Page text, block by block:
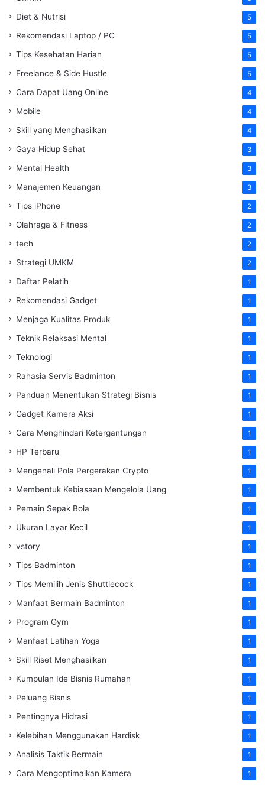
Diet & Nutrisi 5
Rekomendasi Laptop / PC 5
Tips Kesehatan Harian 5
Freelance & Side Hustle 5
Cara Dapat Uang Online 4
Mobile 4
Skill yang Menghasilkan 4
Gaya Hidup Sehat 3
Mental Health 3
Manajemen Keuangan 3
Tips iPhone 2
Olahraga & Fitness 2
tech 2
Strategi UMKM 2
Daftar Pelatih 1
Rekomendasi Gadget 1
Menjaga Kualitas Produk 1
Teknik Relaksasi Mental 1
Teknologi 1
Rahasia Servis Badminton 1
Panduan Menentukan Strategi Bisnis 1
Gadget Kamera Aksi 1
Cara Menghindari Ketergantungan 1
HP Terbaru 1
Mengenali Pola Pergerakan Crypto 1
Membentuk Kebiasaan Mengelola Uang 1
Pemain Sepak Bola 1
Ukuran Layar Kecil 1
vstory 1
Tips Badminton 1
Tips Memilih Jenis Shuttlecock 1
Manfaat Bermain Badminton 1
Program Gym 1
Manfaat Latihan Yoga 1
Skill Riset Menghasilkan 1
Kumpulan Ide Bisnis Rumahan 1
Peluang Bisnis 1
Pentingnya Hidrasi 1
Kelebihan Menggunakan Hardisk 1
Analisis Taktik Bermain 1
Cara Mengoptimalkan Kamera 1